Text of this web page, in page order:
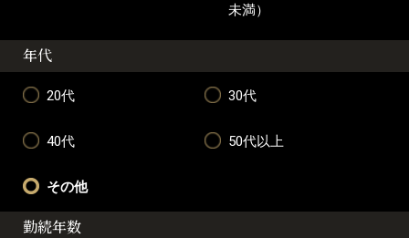
未満）
年代
20代 30代
40代 50代以上
その他
勤続年数